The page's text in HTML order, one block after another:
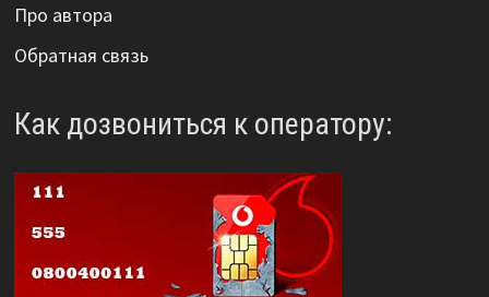
Про автора
Обратная связь
Как дозвониться к оператору: